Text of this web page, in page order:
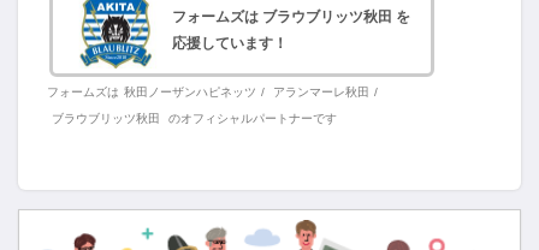
フォームズは ブラウブリッツ秋田 を
応援しています！
フォームズは 秋田ノーザンハピネッツ / アランマーレ秋田 /
ブラウブリッツ秋田
のオフィシャルパートナーです